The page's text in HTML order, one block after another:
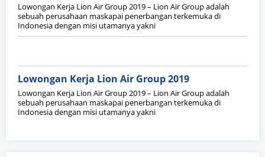
Lowongan Kerja Lion Air Group 2019 – Lion Air Group adalah
sebuah perusahaan maskapai penerbangan terkemuka di
Indonesia dengan misi utamanya yakni
Lowongan Kerja Lion Air Group 2019
Lowongan Kerja Lion Air Group 2019 – Lion Air Group adalah
sebuah perusahaan maskapai penerbangan terkemuka di
Indonesia dengan misi utamanya yakni